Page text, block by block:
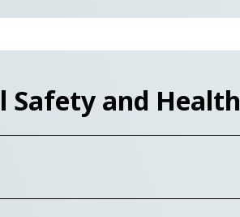
Safety and Health